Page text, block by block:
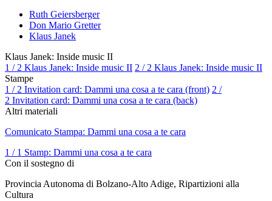
Ruth Geiersberger
Don Mario Gretter
Klaus Janek
Klaus Janek: Inside music II
1 / 2 Klaus Janek: Inside music II 2 / 2 Klaus Janek: Inside music II
Stampe
1 / 2 Invitation card: Dammi una cosa a te cara (front) 2 /
2 Invitation card: Dammi una cosa a te cara (back)
Altri materiali
Comunicato Stampa: Dammi una cosa a te cara
1 / 1 Stamp: Dammi una cosa a te cara
Con il sostegno di
Provincia Autonoma di Bolzano-Alto Adige, Ripartizioni alla
Cultura